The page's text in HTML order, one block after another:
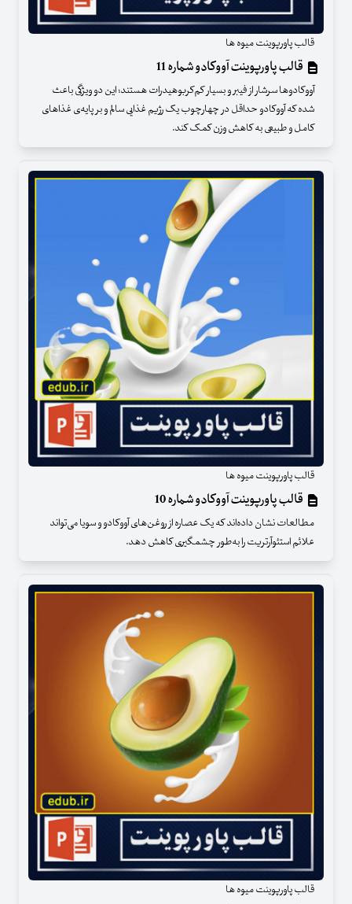
قالب پاورپوینت میوه ها
قالب پاورپوینت آووکادو شماره 11
آووکادوها سرشار از فیبر و بسیار کم‌کربوهیدرات هستند؛ این دو ویژگی باعث
شده که آووکادو حداقل در چهارچوب یک رژیم غذایی سالم و بر پایه‌ی غذاهای
کامل و طبیعی به کاهش وزن کمک کند.
قالب پاورپوینت میوه ها
قالب پاورپوینت آووکادو شماره 10
مطالعات نشان داده‌اند که یک عصاره از روغن‌های آووکادو و سویا می‌تواند
علائم استئوآرتریت را به‌طور چشمگیری کاهش دهد.
قالب پاورپوینت میوه ها